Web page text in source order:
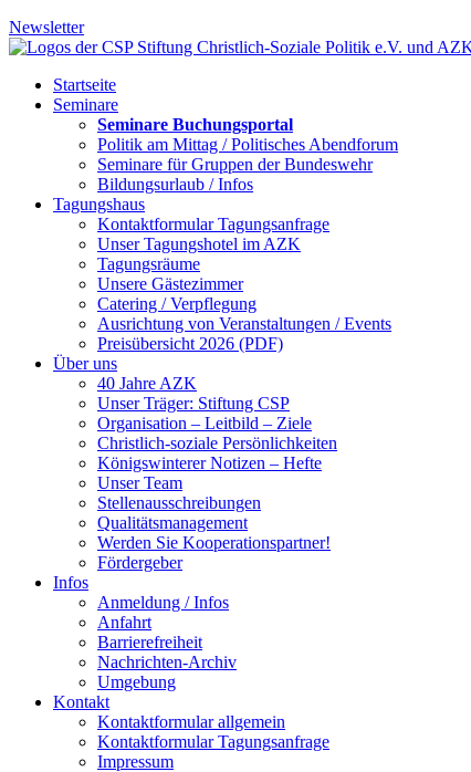
Newsletter
Startseite
Seminare
Seminare Buchungsportal
Politik am Mittag / Politisches Abendforum
Seminare für Gruppen der Bundeswehr
Bildungsurlaub / Infos
Tagungshaus
Kontaktformular Tagungsanfrage
Unser Tagungshotel im AZK
Tagungsräume
Unsere Gästezimmer
Catering / Verpflegung
Ausrichtung von Veranstaltungen / Events
Preisübersicht 2026 (PDF)
Über uns
40 Jahre AZK
Unser Träger: Stiftung CSP
Organisation – Leitbild – Ziele
Christlich-soziale Persönlichkeiten
Königswinterer Notizen – Hefte
Unser Team
Stellenausschreibungen
Qualitätsmanagement
Werden Sie Kooperationspartner!
Fördergeber
Infos
Anmeldung / Infos
Anfahrt
Barrierefreiheit
Nachrichten-Archiv
Umgebung
Kontakt
Kontaktformular allgemein
Kontaktformular Tagungsanfrage
Impressum